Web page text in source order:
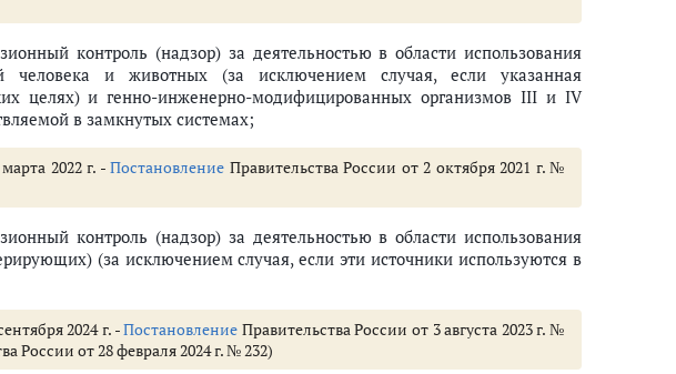
контроль (надзор) за деятельностью в области использования
человека и животных (за исключением случая, если указанная
целях) и генно-инженерно-модифицированных организмов III и IV
в замкнутых системах;
2022 г. - Постановление Правительства России от 2 октября 2021 г. №
контроль (надзор) за деятельностью в области использования
(за исключением случая, если эти источники используются в
2024 г. -Постановление Правительства России от 3 августа 2023 г. №
России от 28 февраля 2024 г. № 232)